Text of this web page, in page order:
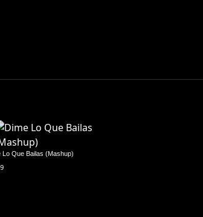
Lo Que Bailas (Mashup)